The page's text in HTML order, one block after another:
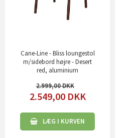
Cane-Line - Bliss loungestol
m/sidebord højre - Desert
red, aluminium
2.999,00
2.549,00 DKK
LÆG I KURVEN